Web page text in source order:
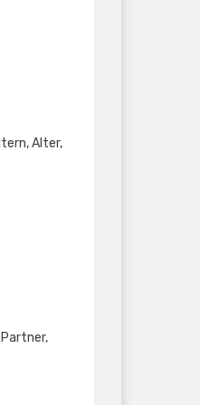
Alter,
Partner,